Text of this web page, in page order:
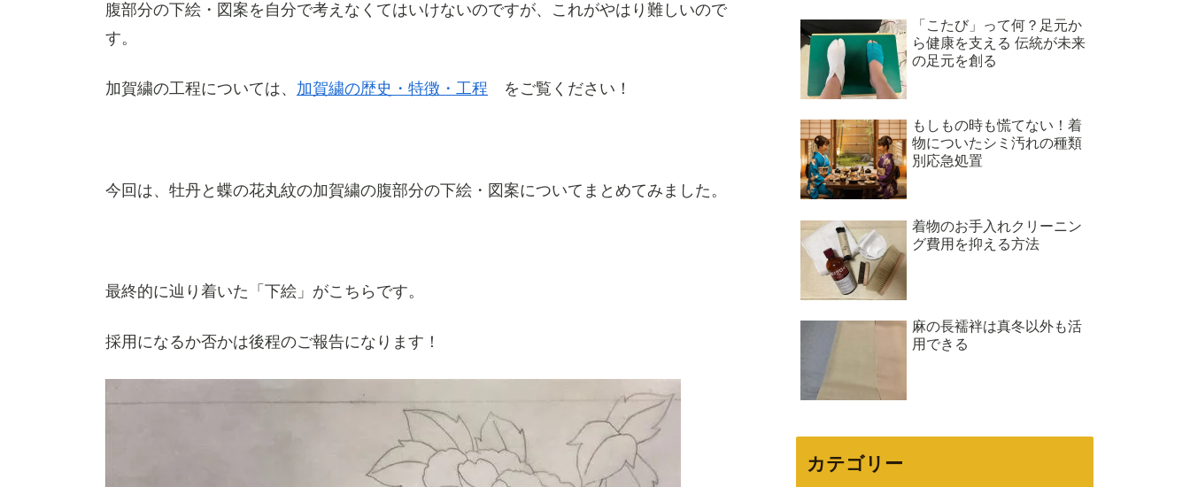
腹部分の下絵・図案を自分で考えなくてはいけないのですが、これがやはり難しいので
す。
加賀繍の工程については、 加賀繍の歴史・特徴・工程 をご覧ください！
今回は、牡丹と蝶の花丸紋の加賀繍の腹部分の下絵・図案についてまとめてみました。
最終的に辿り着いた「下絵」がこちらです。
採用になるか否かは後程のご報告になります！
「こたび」って何？足元か
ら健康を支える 伝統が未来
の足元を創る
もしもの時も慌てない！着
物についたシミ汚れの種類
別応急処置
着物のお手入れクリーニン
グ費用を抑える方法
麻の長襦袢は真冬以外も活
用できる
カテゴリー